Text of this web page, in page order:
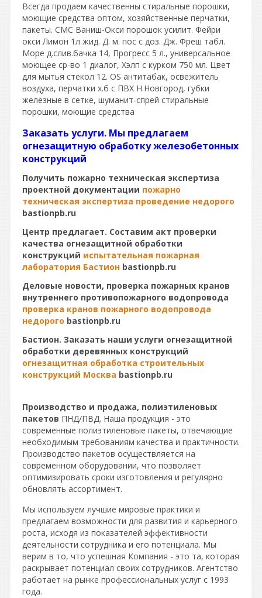
Всегда продаем качественны стиральные порошки,
моющие средства оптом, хозяйственные перчатки,
пакеты. СМС Ваниш-Окси порошок усилит. Фейри
окси Лимон 1л жид. Д. м. пос с доз. Дж. Фреш табл.
Море д.слив.бачка 14, Прогресс 5 л., универсальное
моющее ср-во 1 диалог, Хэлп с курком 750 мл. Цвет
для мытья стекол 12. OS антитабак, освежитель
воздуха, перчатки х.б с ПВХ Н.Новгород, губки
железные в сетке, шуманит-спрей стиральные
порошки, моющие средства
Заказать услуги. Мы предлагаем
огнезащитную обработку железобетонных
конструкций
Получить пожарно техническая экспертиза
проектной документации пожарно
техническая экспертиза проведение недорого
bastionpb.ru
Центр предлагает. Составим акт проверки
качества огнезащитной обработки
конструкций испытательная пожарная
лаборатория Бастион bastionpb.ru
Деловые новости, проверка пожарных кранов
внутреннего противопожарного водопровода
проверка кранов пожарного водопровода
недорого bastionpb.ru
Бастион. Заказать наши услуги огнезащитной
обработки деревянных конструкций
огнезащитная обработка строительных
конструкций Москва bastionpb.ru
Производство и продажа, полиэтиленовых
пакетов ПНД/ПВД. Наша продукция - это
современные полиэтиленовые пакеты, отвечающие
необходимым требованиям качества и практичности.
Производство пакетов осуществляется на
современном оборудовании, что позволяет
оптимизировать сроки изготовления и регулярно
обновлять ассортимент.
Мы используем лучшие мировые практики и
предлагаем возможности для развития и карьерного
роста, исходя из показателей эффективности
деятельности сотрудника и его потенциала. Мы
верим в то, что успешная Компания - это та, которая
раскрывает потенциал своих сотрудников. Агентство
работает на рынке профессиональных услуг с 1993
года.